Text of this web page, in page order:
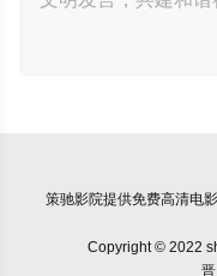
策驰影院提供免费高清电
Copyright © 2022